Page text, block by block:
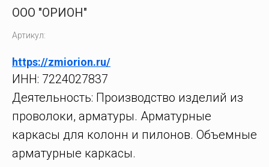
ООО "ОРИОН"
Артикул:
https://zmiorion.ru/
ИНН: 7224027837
Деятельность: Производство изделий из
проволоки, арматуры. Арматурные
каркасы для колонн и пилонов. Объемные
арматурные каркасы.